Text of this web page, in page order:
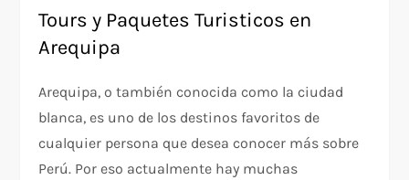
Tours y Paquetes Turisticos en
Arequipa
Arequipa, o también conocida como la ciudad
blanca, es uno de los destinos favoritos de
cualquier persona que desea conocer más sobre
Perú. Por eso actualmente hay muchas